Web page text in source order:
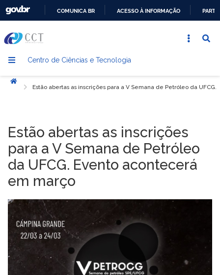
CONTEÚDO
COMUNICA BR ACESSO À INFORMAÇÃO
Centro de Ciências e Tecnologia
Início
Estão abertas as inscrições para a V Semana de Petróleo da
Estão abertas as inscrições
para a V Semana de Petróleo
da UFCG. Evento acontecerá
em março